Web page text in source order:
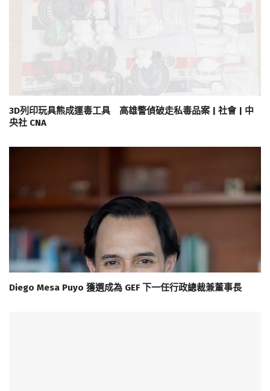
3D列印玩具熊成運毒工具 高雄警偵破走私毒品案 | 社會 | 中
央社 CNA
Diego Mesa Puyo 獲選成為 GEF 下一任行政總裁兼董事長